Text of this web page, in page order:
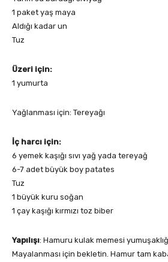
1 paket yaş maya
Aldığı kadar un
Tuz
Üzeri için:
1 yumurta
Yağlanması için: Tereyağı
İç harcı için:
6 yemek kaşığı sıvı yağ yada tereyağ
6-7 adet büyük boy patates
Tuz
1 büyük kuru soğan
1 çay kaşığı kırmızı toz biber
Yapılışı: Hamuru kulak memesi
Mayalanması için bekletin. Hamur tam